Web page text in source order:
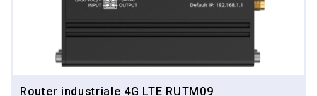
Router industriale 4G LTE RUTM09